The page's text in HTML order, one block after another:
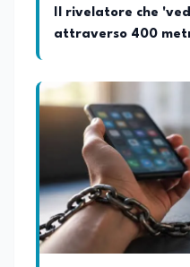
Regione
temi che
Manager
strategica e
con una
istituzionale
Il rivelatore che
attraverso 400